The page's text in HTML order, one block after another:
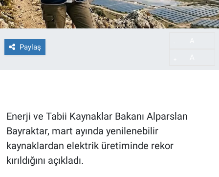
Paylaş
Enerji ve Tabii Kaynaklar Bakanı Alparslan
Bayraktar, mart ayında yenilenebilir
kaynaklardan elektrik üretiminde rekor
kırıldığını açıkladı.